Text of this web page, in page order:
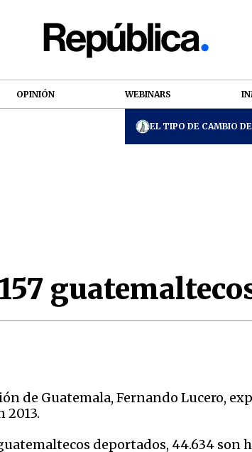
OPINIÓN WEBINARS
EL TIPO DE CAMBIO
de Guatemala, Fernando Lucero,
2013.
deportados, 44.634 son